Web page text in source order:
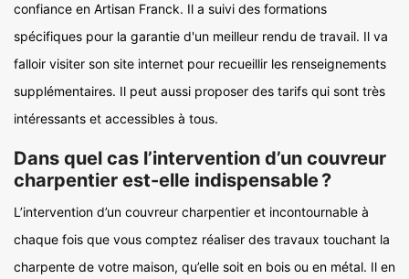
confiance en Artisan Franck. Il a suivi des formations
spécifiques pour la garantie d'un meilleur rendu de travail. Il va
falloir visiter son site internet pour recueillir les renseignements
supplémentaires. Il peut aussi proposer des tarifs qui sont très
intéressants et accessibles à tous.
Dans quel cas l’intervention d’un couvreur
charpentier est-elle indispensable ?
L’intervention d’un couvreur charpentier et incontournable à
chaque fois que vous comptez réaliser des travaux touchant la
charpente de votre maison, qu’elle soit en bois ou en métal. Il en